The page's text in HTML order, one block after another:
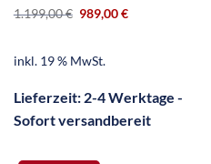
1.199,00€ 989,00€
inkl. 19 % MwSt.
Lieferzeit: 2-4 Werktage -
Sofort versandbereit